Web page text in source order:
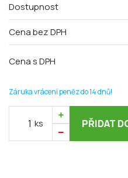
Dostupnost
Cena bez DPH
Cena s DPH
Záruka vrácení peněz do 14 dnů!
ks PŘIDAT